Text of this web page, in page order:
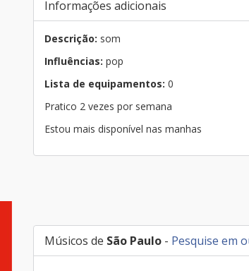
Informações adicionais
Descrição: som
Influências: pop
Lista de equipamentos: 0
Pratico 2 vezes por semana
Estou mais disponível nas manhas
Músicos de São Paulo - Pesquise em